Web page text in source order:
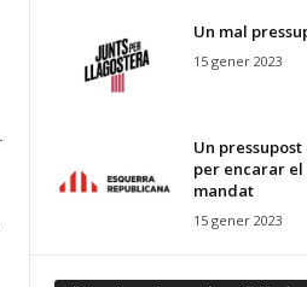
Un mal
15 gener 2023
Un
per encarar
mandat
15 gener 2023